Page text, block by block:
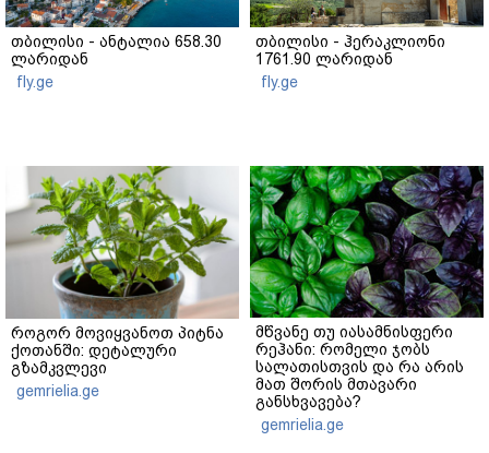
თბილისი - ანტალია 658.30
ლარიდან
fly.ge
თბილისი - ჰერაკლიონი
1761.90 ლარიდან
fly.ge
როგორ მოვიყვანოთ პიტნა
ქოთანში: დეტალური
გზამკვლევი
gemrielia.ge
მწვანე თუ იასამნისფერი
რეჰანი: რომელი ჯობს
სალათისთვის და რა არის
მათ შორის მთავარი
განსხვავება?
gemrielia.ge